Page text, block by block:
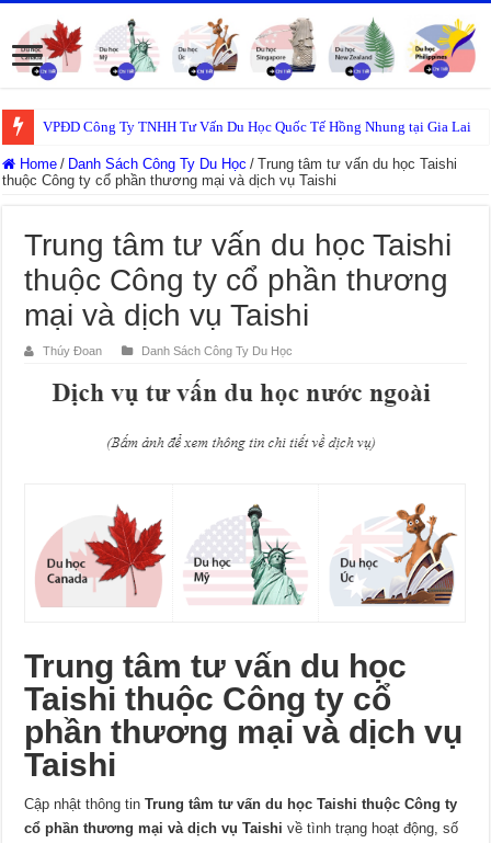
VPĐD Công Ty TNHH Tư Vấn Du Học Quốc Tế Hồng Nhung tại Gia Lai
Home / Danh Sách Công Ty Du Học / Trung tâm tư vấn du học Taishi
thuộc Công ty cổ phần thương mại và dịch vụ Taishi
Trung tâm tư vấn du học Taishi
thuộc Công ty cổ phần thương
mại và dịch vụ Taishi
Thúy Đoan Danh Sách Công Ty Du Học
Trung tâm tư vấn du học
Taishi thuộc Công ty cổ
phần thương mại và dịch vụ
Taishi
Cập nhật thông tinTrung tâm tư vấn du học Taishi thuộc Công ty
cổ phần thương mại và dịch vụ Taishi về tình trạng hoạt động, số